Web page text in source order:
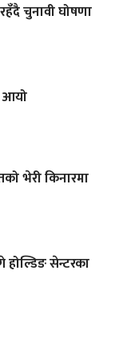
चुनावी घोषणा
आयो
भेरी किनारमा
सेन्टरका